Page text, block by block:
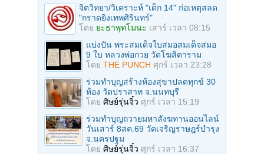
จิตวิทยา/วิเคราะห์ "เด็ก 14" ก่อเหตุสลด
"กราดยิงเทพศิรินทร์"
โดย ยะธาพุทโมนะ เสาร์ เวลา 08:15
แบ่งปัน พระสมเด็จใบสมอสมเด็จสมอ
9 ใบ หลวงพ่อกวย วัดโฆสิตาราม
โดย THE PUNCH ศุกร์ เวลา 23:28
ร่วมทําบุญสร้างห้องสุขาปลดทุกข์ 30
ห้อง วัดปราสาท จ.นนทบุรี
โดย ศิษย์รุ่นจิ๋ว ศุกร์ เวลา 15:19
ร่วมทําบุญถวายมหาสังฆทานออนไลน์
วันเสาร์ 8สค.69 วัดเจริญราษฎร์บำรุง
จ.นครปฐม
โดย ศิษย์รุ่นจิ๋ว ศุกร์ เวลา 16:37